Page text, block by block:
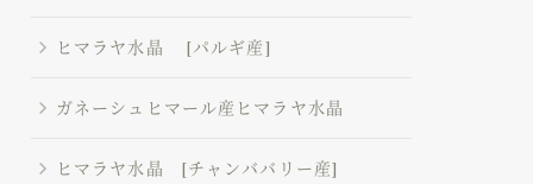
ヒマラヤ水晶 [パルギ産]
ガネーシュヒマール産ヒマラヤ水晶
ヒマラヤ水晶 [チャンババリー産]